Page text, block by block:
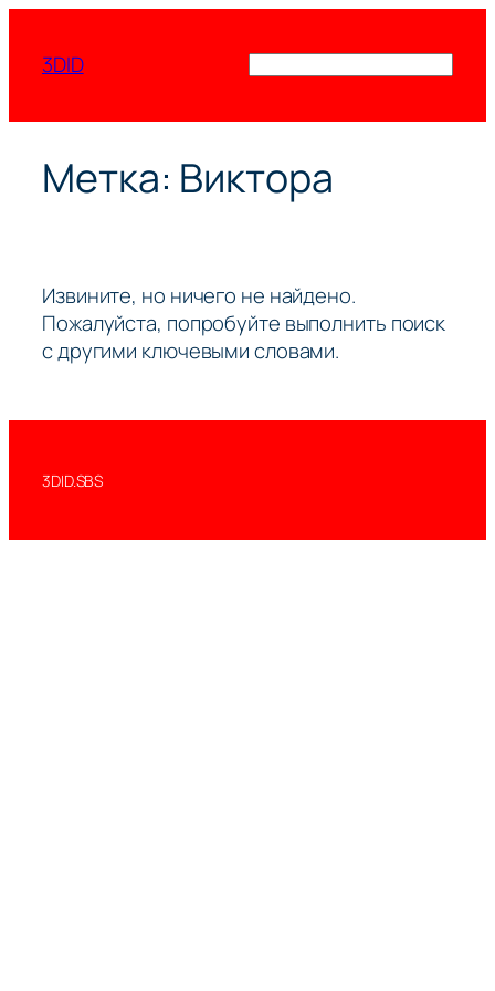
содержимому
3DID
Метка: Виктора
Извините, но ничего не найдено.
Пожалуйста, попробуйте выполнить поиск
с другими ключевыми словами.
3DID.SBS